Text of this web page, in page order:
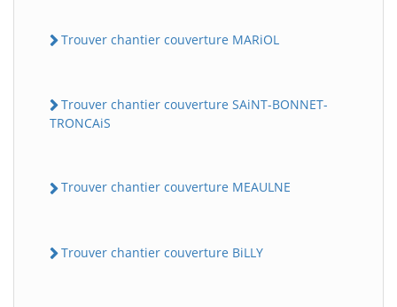
Trouver chantier couverture MARiOL
Trouver chantier couverture SAiNT-BONNET-
TRONCAiS
Trouver chantier couverture MEAULNE
Trouver chantier couverture BiLLY